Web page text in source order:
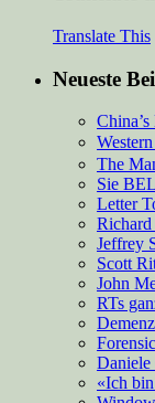
Translate This
Neueste
The
Sie
Letter
Richard
Jeffrey
Scott
John
RTs
Daniele
«Ich